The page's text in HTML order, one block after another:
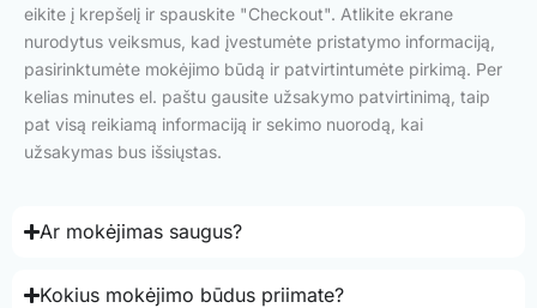
eikite į krepšelį ir spauskite "Checkout". Atlikite ekrane
nurodytus veiksmus, kad įvestumėte pristatymo informaciją,
pasirinktumėte mokėjimo būdą ir patvirtintumėte pirkimą. Per
kelias minutes el. paštu gausite užsakymo patvirtinimą, taip
pat visą reikiamą informaciją ir sekimo nuorodą, kai
užsakymas bus išsiųstas.
Ar mokėjimas saugus?
Kokius mokėjimo būdus priimate?